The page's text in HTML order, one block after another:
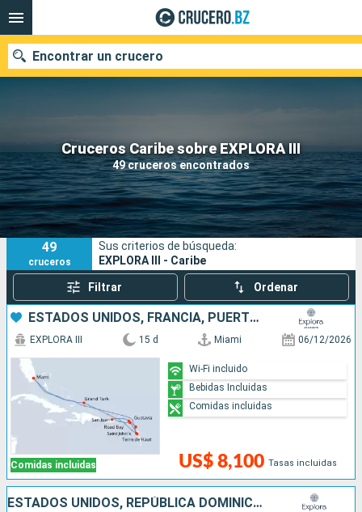
Cruceros Caribe sobre EXPLORA III
49 cruceros encontrados
Encontrar un crucero
Nuestros destinos
Fecha de salida
Puertos Compañías
Buscar
49
cruceros
Sus criterios de búsqueda:
EXPLORA III - Caribe
Filtrar Ordenar
ESTADOS UNIDOS, FRANCIA, PUERTO RICO, , ANTIGUA Y BARBUDA
Comidas incluidas
EXPLORA III 15 d Miami 06/12/2026
US$ 8,100 Tasas incluidas
Wi-Fi incluido
Bebidas Incluidas
Comidas incluidas
ESTADOS UNIDOS, REPÚBLICA DOMINICANA, PUERTO RICO,